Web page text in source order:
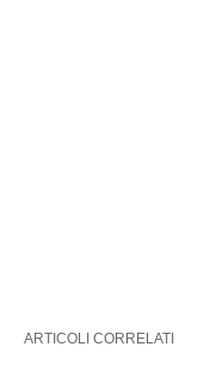
ARTICOLI CORRELATI